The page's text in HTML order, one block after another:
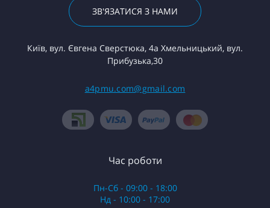
ЗВ'ЯЗАТИСЯ З НАМИ
Київ, вул. Євгена Сверстюка, 4а Хмельницький, вул.
Прибузька,30
a4pmu.com@gmail.com
Час роботи
Пн-Сб - 09:00 - 18:00
Нд - 10:00 - 17:00